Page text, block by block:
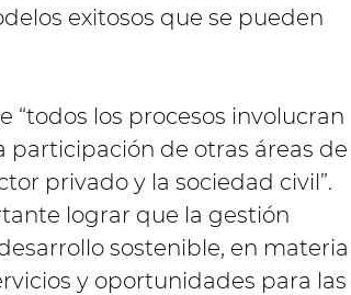
exitosos que se pueden
los procesos involucran
participación de otras áreas de
privado y la sociedad civil”.
lograr que la gestión
sostenible, en materia
y oportunidades para las